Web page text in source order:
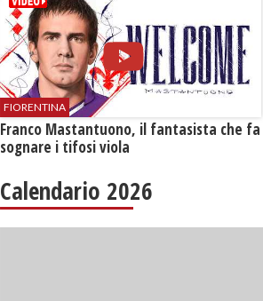
FIORENTINA
Franco Mastantuono, il fantasista che fa
sognare i tifosi viola
Calendario 2026